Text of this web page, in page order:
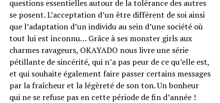
questions essentielles autour de la tolérance des autres
se posent. L’acceptation d’un être différent de soi ainsi
que l’adaptation d’un individu au sein d’une société où
tout lui est inconnu… Grâce à ses monster girls aux
charmes ravageurs, OKAYADO nous livre une série
pétillante de sincérité, qui n’a pas peur de ce qu’elle est,
et qui souhaite également faire passer certains messages
par la fraîcheur et la légèreté de son ton. Un bonheur
qui ne se refuse pas en cette période de fin d’année !